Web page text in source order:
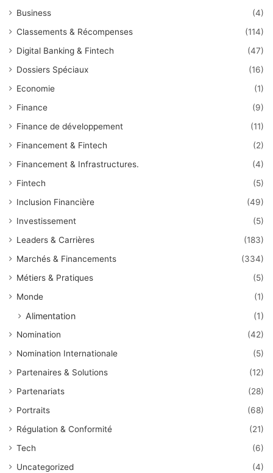
Business
(4)
Classements & Récompenses
(114)
Digital Banking & Fintech
(47)
Dossiers Spéciaux
(16)
Economie
(1)
Finance
(9)
Finance de développement
(11)
Financement & Fintech
(2)
Financement & Infrastructures.
(4)
Fintech
(5)
Inclusion Financière
(49)
Investissement
(5)
Leaders & Carrières
(183)
Marchés & Financements
(334)
Métiers & Pratiques
(5)
Monde
(1)
Alimentation (1)
Nomination
(42)
Nomination Internationale
(5)
Partenaires & Solutions
(12)
Partenariats
(28)
Portraits
(68)
Régulation & Conformité
(21)
Tech
(6)
Uncategorized
(4)